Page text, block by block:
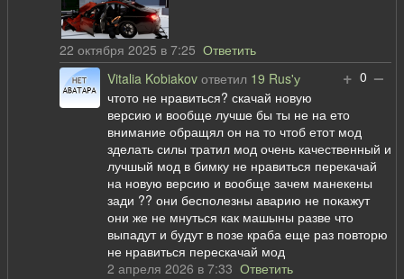
22 октября 2025 в 7:25Ответить
+ 0 –
Vitalia Kobiakov ответил 19 Rus'у
чтото не нравиться? скачай новую
версию и вообще лучше бы ты не на ето
внимание обращял он на то чтоб етот мод
зделать силы тратил мод очень качественный и
лучшый мод в бимку не нравиться перекачай
на новую версию и вообще зачем манекены
зади ?? они бесполезны аварию не покажут
они же не мнуться как машыны разве что
выпадут и будут в позе краба еще раз повторю
не нравиться перескачай мод
2 апреля 2026 в 7:33Ответить